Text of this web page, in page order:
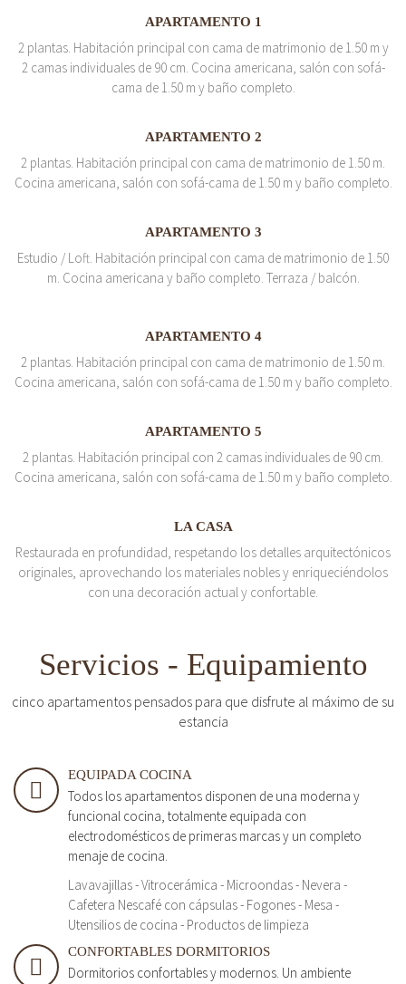
APARTAMENTO 1
2 plantas. Habitación principal con cama de matrimonio de 1.50 m y
2 camas individuales de 90 cm. Cocina americana, salón con sofá-
cama de 1.50 m y baño completo.
APARTAMENTO 2
2 plantas. Habitación principal con cama de matrimonio de 1.50 m.
Cocina americana, salón con sofá-cama de 1.50 m y baño completo.
APARTAMENTO 3
Estudio / Loft. Habitación principal con cama de matrimonio de 1.50
m. Cocina americana y baño completo. Terraza / balcón.
APARTAMENTO 4
2 plantas. Habitación principal con cama de matrimonio de 1.50 m.
Cocina americana, salón con sofá-cama de 1.50 m y baño completo.
APARTAMENTO 5
2 plantas. Habitación principal con 2 camas individuales de 90 cm.
Cocina americana, salón con sofá-cama de 1.50 m y baño completo.
LA CASA
Restaurada en profundidad, respetando los detalles arquitectónicos
originales, aprovechando los materiales nobles y enriqueciéndolos
con una decoración actual y confortable.
Servicios - Equipamiento
cinco apartamentos pensados para que disfrute al máximo de su
estancia
EQUIPADA COCINA
Todos los apartamentos disponen de una moderna y
funcional cocina, totalmente equipada con
electrodomésticos de primeras marcas y un completo
menaje de cocina.
Lavavajillas - Vitrocerámica - Microondas - Nevera -
Cafetera Nescafé con cápsulas - Fogones - Mesa -
Utensilios de cocina - Productos de limpieza
CONFORTABLES DORMITORIOS
Dormitorios confortables y modernos. Un ambiente